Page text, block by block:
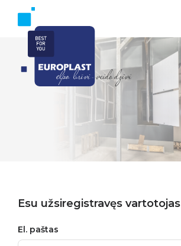
Esu užsiregistravęs vartotojas
El. paštas